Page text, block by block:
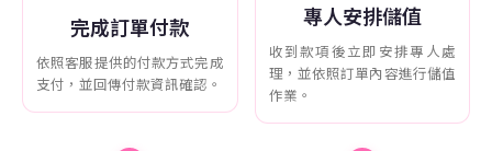
完成訂單付款
依照客服提供的付款方式完成
支付，並回傳付款資訊確認。
專人安排儲值
收到款項後立即安排專人處
理，並依照訂單內容進行儲值
作業。